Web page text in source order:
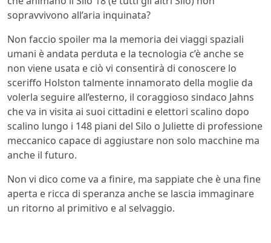
sopravvivono all’aria inquinata?
Non faccio spoiler ma la memoria dei viaggi spaziali
umani è andata perduta e la tecnologia c’è anche se
non viene usata e ciò vi consentirà di conoscere lo
sceriffo Holston talmente innamorato della moglie da
volerla seguire all’esterno, il coraggioso sindaco Jahns
che va in visita ai suoi cittadini e elettori scalino dopo
scalino lungo i 148 piani del Silo o Juliette di professione
meccanico capace di aggiustare non solo macchine ma
anche il futuro.
Non vi dico come va a finire, ma sappiate che è una fine
aperta e ricca di speranza anche se lascia immaginare
un ritorno al primitivo e al selvaggio.